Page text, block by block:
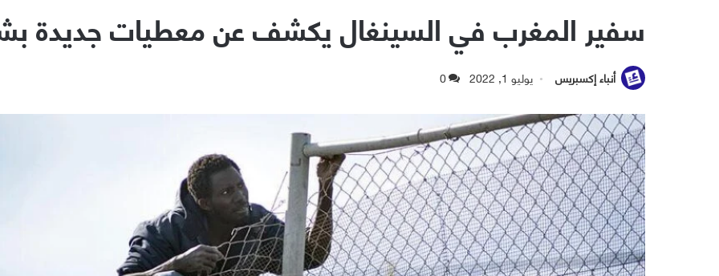
سفير المغرب في السينغال يكشف عن معطيات جديدة
أنباء إكسبريس يوليو 1, 2022 0